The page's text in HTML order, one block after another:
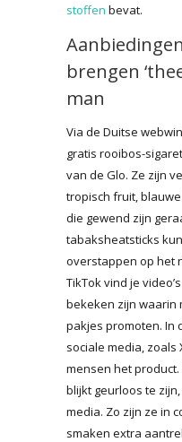
stoffen bevat.
brengen
man
Via de Duitse
gratis rooibos-
van de Glo. Ze zijn
tropisch fruit,
die gewend zijn
tabaksheatsticks
overstappen op het
TikTok vind je
bekeken zijn waarin
pakjes promoten. In
sociale media, zoals
mensen het product.
blijkt geurloos te
media. Zo zijn ze in
smaken extra